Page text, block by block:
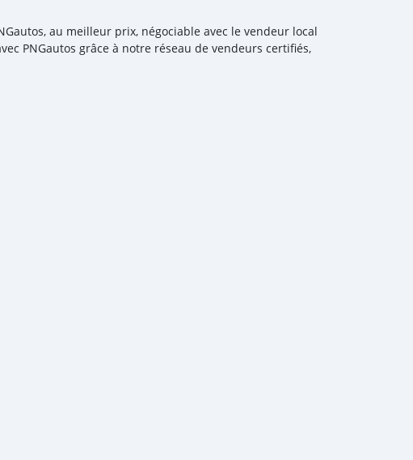
au meilleur prix, négociable avec le vendeur local
PNGautos grâce à notre réseau de vendeurs certifiés,